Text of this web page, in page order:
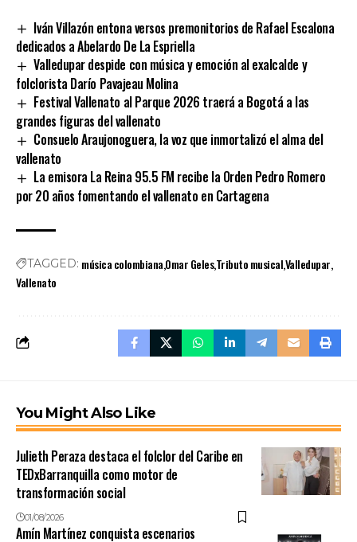
Iván Villazón entona versos premonitorios de Rafael Escalona
dedicados a Abelardo De La Espriella
Valledupar despide con música y emoción al exalcalde y
folclorista Darío Pavajeau Molina
Festival Vallenato al Parque 2026 traerá a Bogotá a las
grandes figuras del vallenato
Consuelo Araujonoguera, la voz que inmortalizó el alma del
vallenato
La emisora La Reina 95.5 FM recibe la Orden Pedro Romero
por 20 años fomentando el vallenato en Cartagena
TAGGED: música colombianaOmar GelesTributo musicalValledupar
Vallenato
You Might Also Like
Julieth Peraza destaca el folclor del Caribe en
TEDxBarranquilla como motor de
transformación social
01/08/2026
Amín Martínez conquista escenarios